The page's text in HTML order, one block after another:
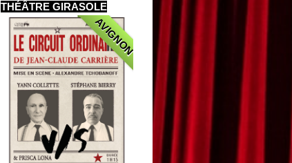
THÉÂTRE GIRASOLE
AVIGNON